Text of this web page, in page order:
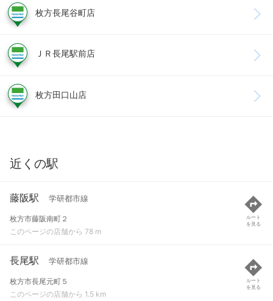
枚方長尾谷町店
ＪＲ長尾駅前店
枚方田口山店
近くの駅
藤阪駅 学研都市線
枚方市藤阪南町２
このページの店舗から 78 m
ルート
を見る
長尾駅 学研都市線
枚方市長尾元町５
このページの店舗から 1.5 km
ルート
を見る